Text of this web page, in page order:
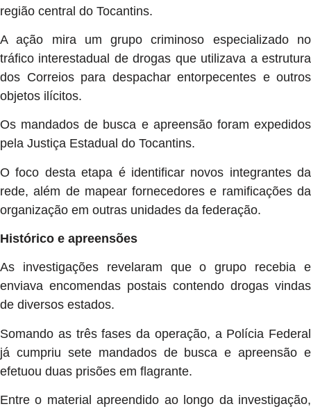
região central do Tocantins.
A ação mira um grupo criminoso especializado no
tráfico interestadual de drogas que utilizava a estrutura
dos Correios para despachar entorpecentes e outros
objetos ilícitos.
Os mandados de busca e apreensão foram expedidos
pela Justiça Estadual do Tocantins.
O foco desta etapa é identificar novos integrantes da
rede, além de mapear fornecedores e ramificações da
organização em outras unidades da federação.
Histórico e apreensões
As investigações revelaram que o grupo recebia e
enviava encomendas postais contendo drogas vindas
de diversos estados.
Somando as três fases da operação, a Polícia Federal
já cumpriu sete mandados de busca e apreensão e
efetuou duas prisões em flagrante.
Entre o material apreendido ao longo da investigação,